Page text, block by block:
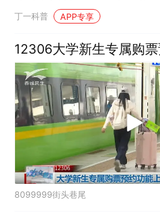
们坐火了？
丁一科普 APP专享
12306大学新生专属购
8099999街头巷尾